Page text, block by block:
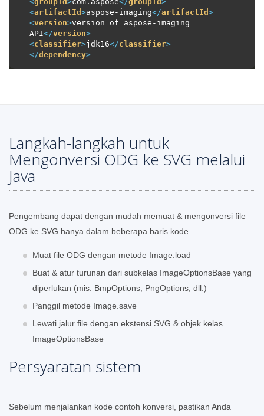
<artifactId >aspose-imaging</artifactId >
<version>version of aspose-imaging
API</version>
<classifier>jdk16</classifier>
</dependency>
Langkah-langkah untuk
Mengonversi ODG ke SVG melalui
Java
Pengembang dapat dengan mudah memuat & mengonversi file
ODG ke SVG hanya dalam beberapa baris kode.
Muat file ODG dengan metode Image.load
Buat & atur turunan dari subkelas ImageOptionsBase yang
diperlukan (mis. BmpOptions, PngOptions, dll.)
Panggil metode Image.save
Lewati jalur file dengan ekstensi SVG & objek kelas
ImageOptionsBase
Persyaratan sistem
Sebelum menjalankan kode contoh konversi, pastikan Anda